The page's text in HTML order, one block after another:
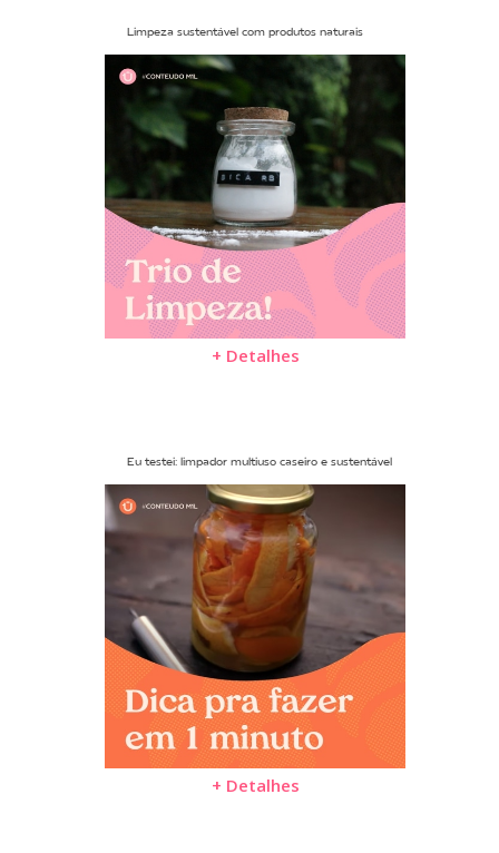
Limpeza sustentável com produtos naturais
+ Detalhes
Eu testei: limpador multiuso caseiro e sustentável
+ Detalhes